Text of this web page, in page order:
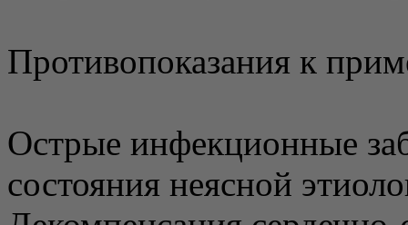
Противопоказания к
Острые инфекционные
состояния неясной